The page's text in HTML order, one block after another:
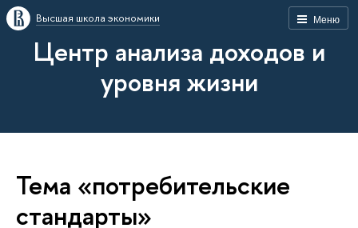
Меню
Высшая школа экономики
Центр анализа доходов и
уровня жизни
Тема «потребительские
стандарты»